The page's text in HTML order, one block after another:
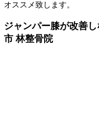
オススメ致します。
ジャンパー膝が改善
市 林整骨院